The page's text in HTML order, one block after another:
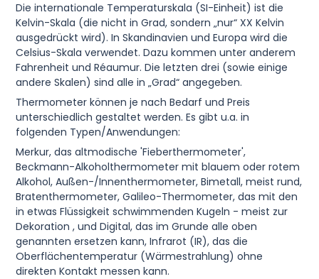
Die internationale Temperaturskala (SI-Einheit) ist die
Kelvin-Skala (die nicht in Grad, sondern „nur“ XX Kelvin
ausgedrückt wird). In Skandinavien und Europa wird die
Celsius-Skala verwendet. Dazu kommen unter anderem
Fahrenheit und Réaumur. Die letzten drei (sowie einige
andere Skalen) sind alle in „Grad“ angegeben.
Thermometer können je nach Bedarf und Preis
unterschiedlich gestaltet werden. Es gibt u.a. in
folgenden Typen/Anwendungen:
Merkur, das altmodische 'Fieberthermometer',
Beckmann-Alkoholthermometer mit blauem oder rotem
Alkohol, Außen-/Innenthermometer, Bimetall, meist rund,
Bratenthermometer, Galileo-Thermometer, das mit den
in etwas Flüssigkeit schwimmenden Kugeln - meist zur
Dekoration , und Digital, das im Grunde alle oben
genannten ersetzen kann, Infrarot (IR), das die
Oberflächentemperatur (Wärmestrahlung) ohne
direkten Kontakt messen kann.